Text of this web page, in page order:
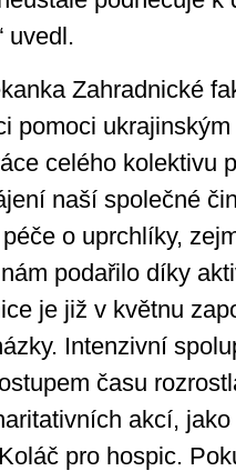
uvedl.
Zahradnické
pomoci
celého kolektivu
naší společné
o uprchlíky,
podařilo díky
je již v květnu
Intenzivní
času
akcí,
pro hospic.